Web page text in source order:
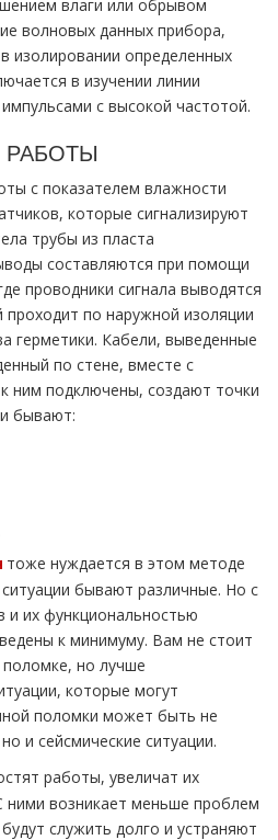
влаги или обрывом
волновых данных прибора,
изолировании определенных
в изучении линии
с высокой частотой.
с показателем влажности
которые сигнализируют
трубы из пласта
составляются при помощи
проводники сигнала выводятся
проходит по наружной изоляции
герметики. Кабели, выведенные
по стене, вместе с
ним подключены, создают точки
бывают:
тоже нуждается в этом методе
бывают различные. Но с
и их функциональностью
к минимуму. Вам не стоит
но лучше
которые могут
поломки может быть не
и сейсмические ситуации.
работы, увеличат их
ними возникает меньше проблем
служить долго и устраняют